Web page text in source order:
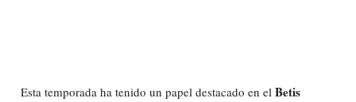
Esta temporada ha tenido un papel destacado en el Betis